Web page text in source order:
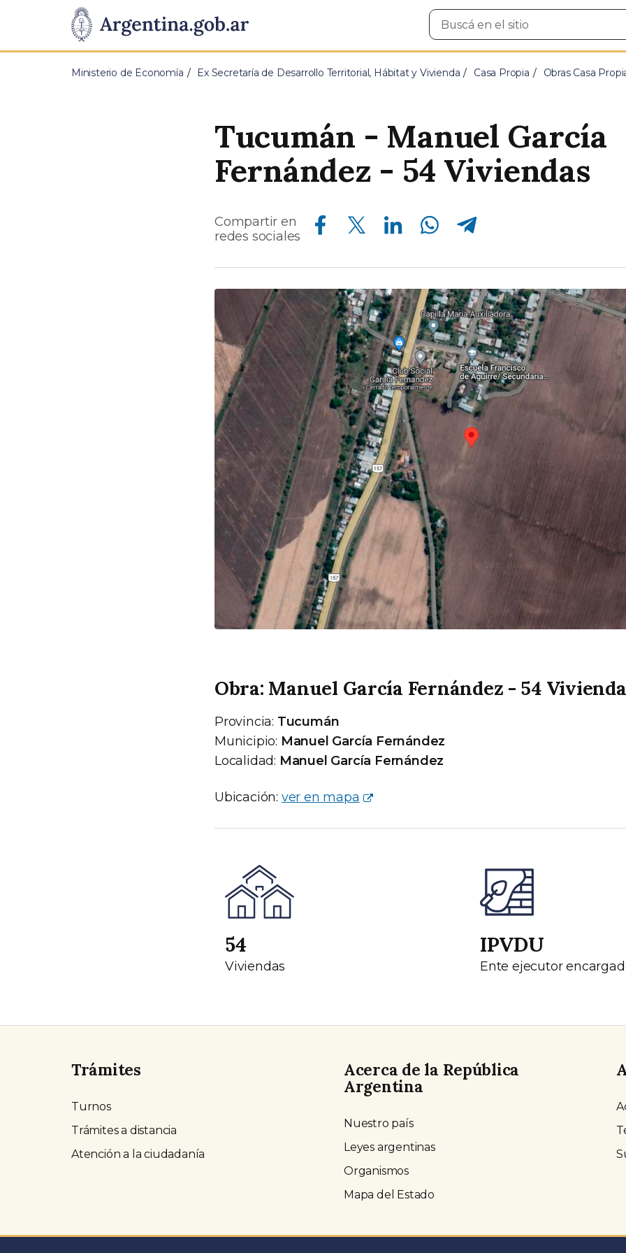
Presidencia
de
Pasar al contenido principal
Buscar
en
Ministerio de Economía Ex Secretaría de Desarrollo Territorial, Hábitat y Vivienda Casa Propia Obras Casa
Tucumán - Manuel García
Fernández - 54 Viviendas
Compartir en
redes sociales
Compartir en Facebook Compartir en Twitter Compartir en Linkedin Compartir en Whatsapp Compartir en Telegram
Obra: Manuel García Fernández - 54
Provincia: Tucumán
Municipio: Manuel García Fernández
Localidad: Manuel García Fernández
Ubicación: ver en mapa
54
Viviendas
IPVDU
Ente ejecutor
Trámites
Turnos
Trámites a distancia
Atención a la ciudadanía
Acerca de la República
Argentina
Nuestro país
Leyes argentinas
Organismos
Mapa del Estado